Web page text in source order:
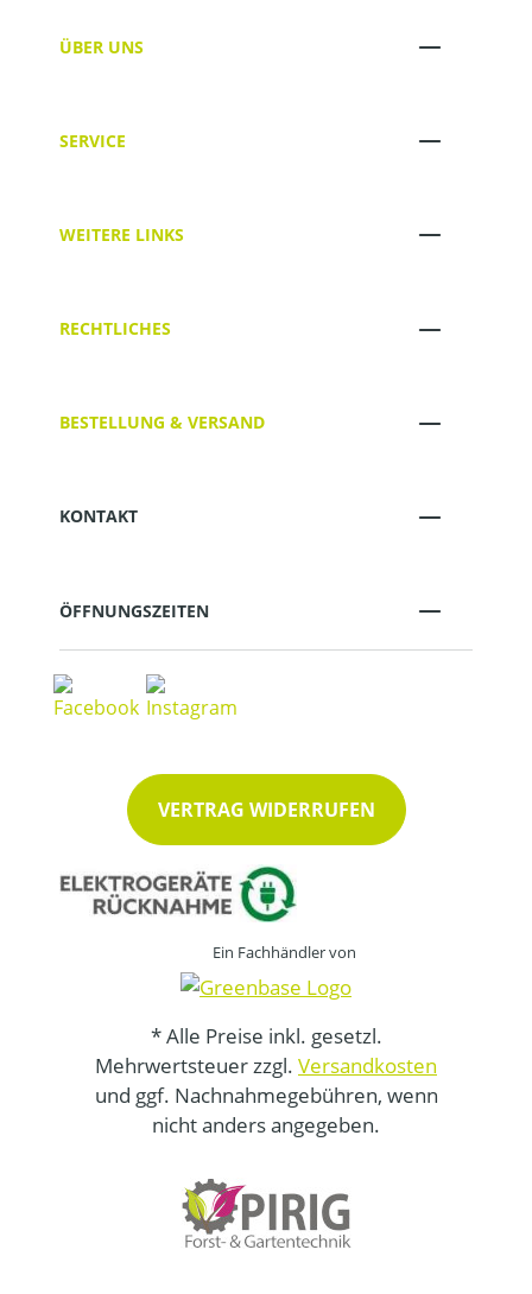
ÜBER UNS
SERVICE
WEITERE LINKS
RECHTLICHES
BESTELLUNG & VERSAND
KONTAKT
ÖFFNUNGSZEITEN
VERTRAG WIDERRUFEN
Ein Fachhändler von
* Alle Preise inkl. gesetzl.
Mehrwertsteuer zzgl. Versandkosten
und ggf. Nachnahmegebühren, wenn
nicht anders angegeben.